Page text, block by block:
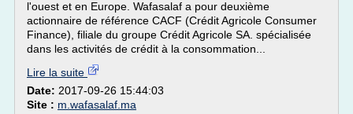
l'ouest et en Europe. Wafasalaf a pour deuxième
actionnaire de référence CACF (Crédit Agricole Consumer
Finance), filiale du groupe Crédit Agricole SA. spécialisée
dans les activités de crédit à la consommation...
Lire la suite
Date: 2017-09-26 15:44:03
Site : m.wafasalaf.ma